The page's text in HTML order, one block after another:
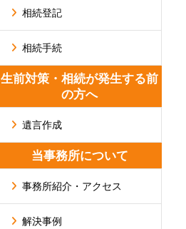
相続登記
相続手続
生前対策・相続が発生する前
の方へ
遺言作成
当事務所について
事務所紹介・アクセス
解決事例